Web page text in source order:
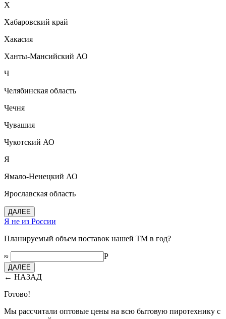
Х
Хабаровский край
Хакасия
Ханты-Мансийский АО
Ч
Челябинская область
Чечня
Чувашия
Чукотский АО
Я
Ямало-Ненецкий АО
Ярославская область
ДАЛЕЕ
Я не из России
Планируемый объем поставок нашей ТМ в год?
≈ Р
ДАЛЕЕ
← НАЗАД
Готово!
Мы рассчитали оптовые цены на всю бытовую пиротехнику с